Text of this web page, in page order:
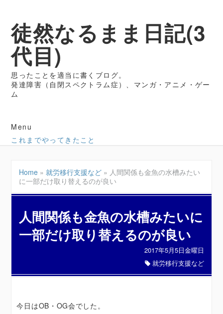
徒然なるまま日記(3
代目)
思ったことを適当に書くブログ。
発達障害（自閉スペクトラム症）、マンガ・アニメ・ゲー
ム
Menu
これまでやってきたこと
Home »就労移行支援など » 人間関係も金魚の水槽みたい
に一部だけ取り替えるのが良い
人間関係も金魚の水槽みたいに
一部だけ取り替えるのが良い
2017年5月5日金曜日
就労移行支援など
今日はOB・OG会でした。